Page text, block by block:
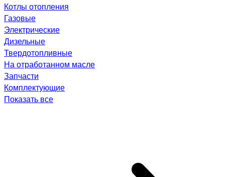
Котлы отопления
Газовые
Электрические
Дизельные
Твердотопливные
На отработанном масле
Запчасти
Комплектующие
Показать все